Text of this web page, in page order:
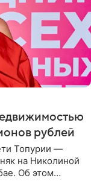
рублей
Топурии —
на Николиной
Об этом